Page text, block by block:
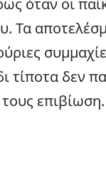
Τα
τίποτα δεν
επιβίωση.